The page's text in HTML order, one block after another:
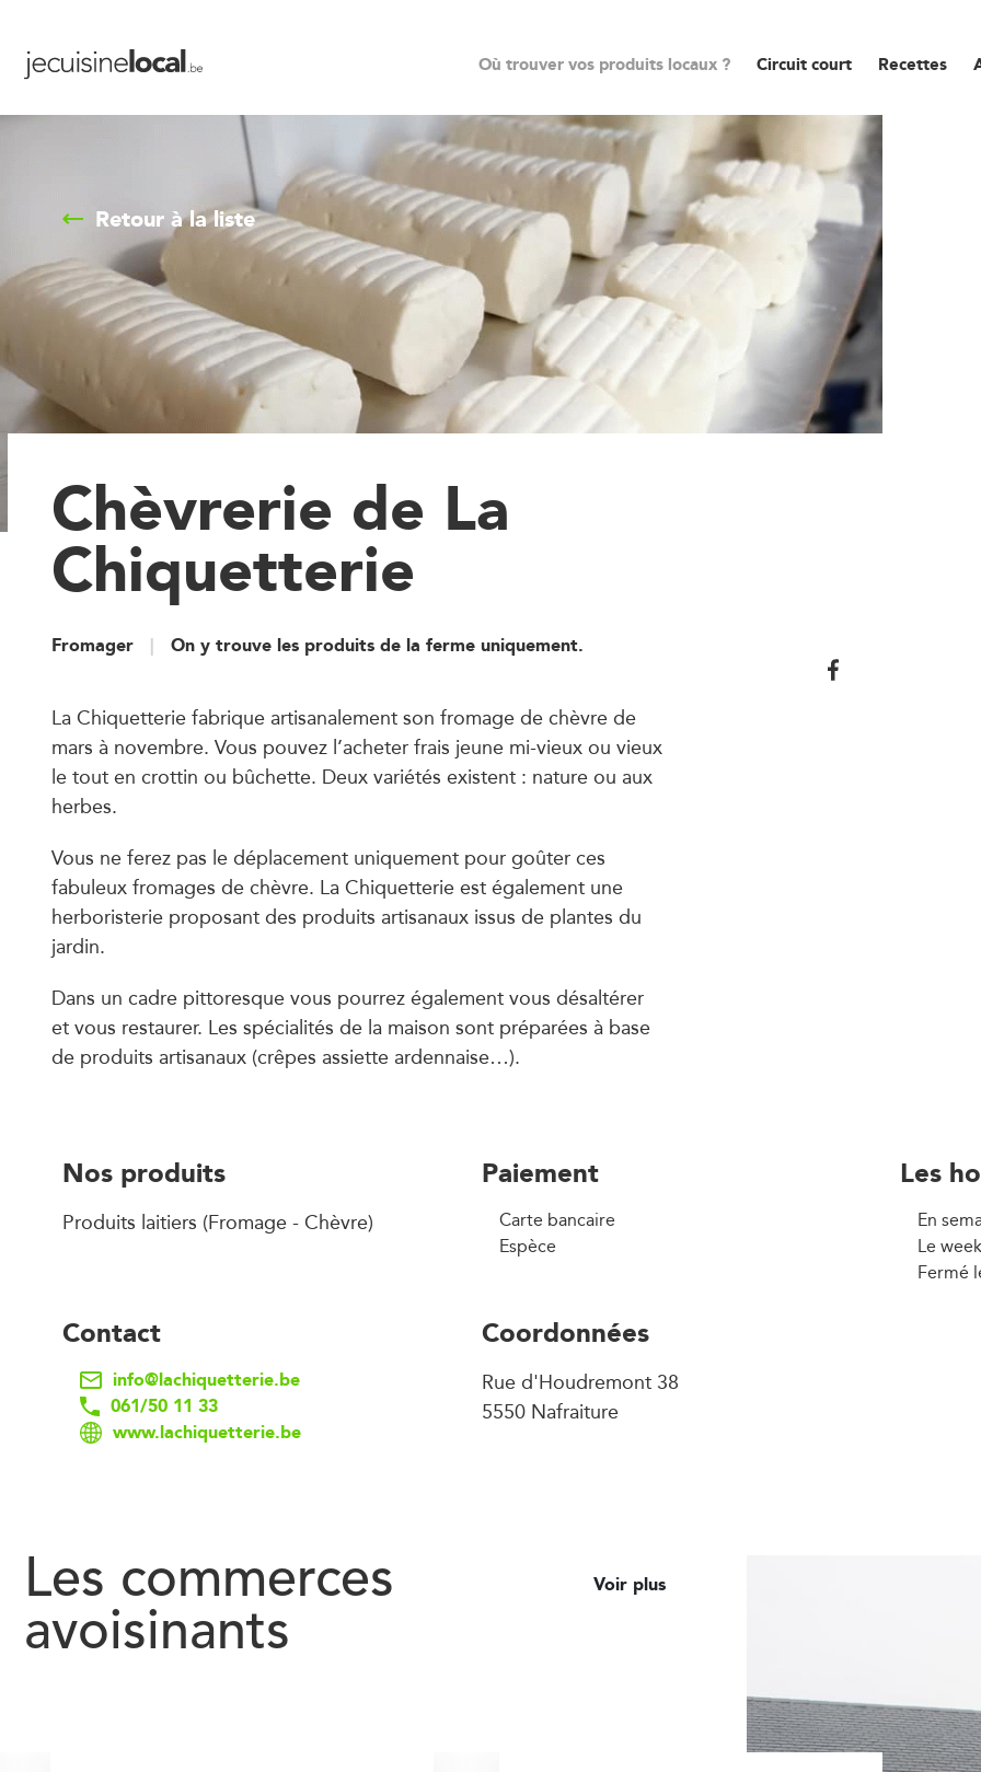
Où trouver vos produits locaux ? Circuit court Recettes
Retour à la liste
Chèvrerie de La
Chiquetterie
Fromager On y trouve les produits de la ferme uniquement.
La Chiquetterie fabrique artisanalement son fromage de chèvre de
mars à novembre. Vous pouvez l’acheter frais jeune mi-vieux ou vieux
le tout en crottin ou bûchette. Deux variétés existent : nature ou aux
herbes.
Vous ne ferez pas le déplacement uniquement pour goûter ces
fabuleux fromages de chèvre. La Chiquetterie est également une
herboristerie proposant des produits artisanaux issus de plantes du
jardin.
Dans un cadre pittoresque vous pourrez également vous désaltérer
et vous restaurer. Les spécialités de la maison sont préparées à base
de produits artisanaux (crêpes assiette ardennaise…).
Nos produits
Produits laitiers (Fromage - Chèvre)
Paiement
Carte bancaire
Espèce
Les
En
Le
Fermé
Contact
info@lachiquetterie.be
061/50 11 33
www.lachiquetterie.be
Coordonnées
Rue d'Houdremont 38
5550 Nafraiture
Les commerces
avoisinants
Voir plus